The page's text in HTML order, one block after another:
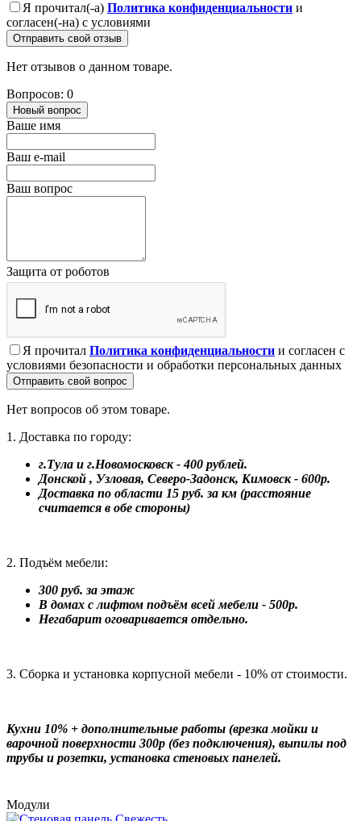
Я прочитал(-а) Политика конфиденциальности и
согласен(-на) с условиями
Отправить свой отзыв
Нет отзывов о данном товаре.
Вопросов: 0
Новый вопрос
Ваше имя
Ваш e-mail
Ваш вопрос
Защита от роботов
Я прочитал Политика конфиденциальности и согласен с
условиями безопасности и обработки персональных данных
Отправить свой вопрос
Нет вопросов об этом товаре.
1. Доставка по городу:
г.Тула и г.Новомосковск - 400 рублей.
Донской , Узловая, Северо-Задонск, Кимовск - 600р.
Доставка по области 15 руб. за км (расстояние
считается в обе стороны)
2. Подъём мебели:
300 руб. за этаж
В домах с лифтом подъём всей мебели - 500р.
Негабарит оговаривается отдельно.
3. Сборка и установка корпусной мебели - 10% от стоимости.
Кухни 10% + дополнительные работы (врезка мойки и
варочной поверхности 300р (без подключения), выпилы под
трубы и розетки, установка стеновых панелей.
Модули